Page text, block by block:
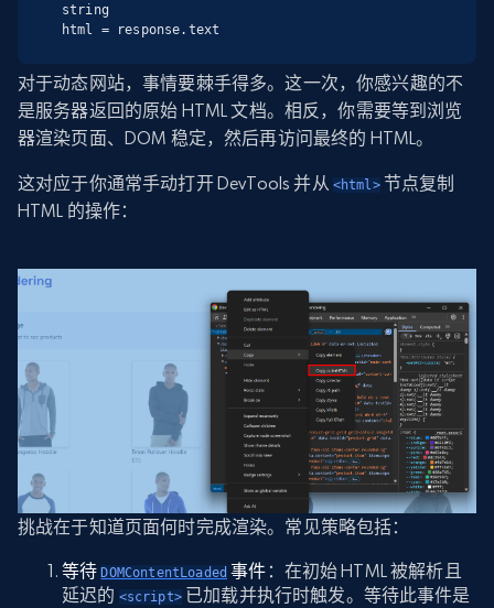
string
html = response.text
对于动态网站，事情要棘手得多。这一次，你感兴趣的不
是服务器返回的原始 HTML 文档。相反，你需要等到浏览
器渲染页面、DOM 稳定，然后再访问最终的 HTML。
这对应于你通常手动打开 DevTools 并从 <html>节点复制
HTML 的操作：
挑战在于知道页面何时完成渲染。常见策略包括：
等待DOMContentLoaded 事件 ：在初始 HTML 被解析且
延迟的 <script>已加载并执行时触发。等待此事件是